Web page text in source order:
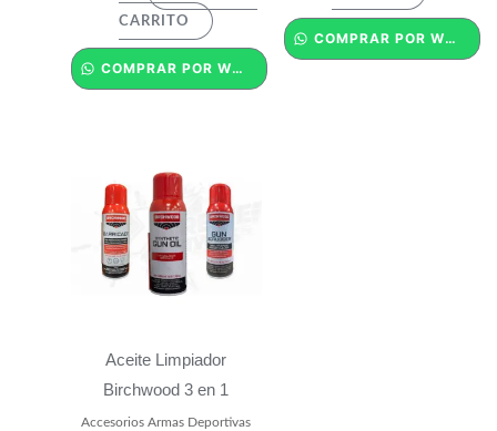
CARRITO
COMPRAR POR WHATSAPP
COMPRAR POR WHATSAPP
Aceite Limpiador
Birchwood 3 en 1
Accesorios Armas Deportivas